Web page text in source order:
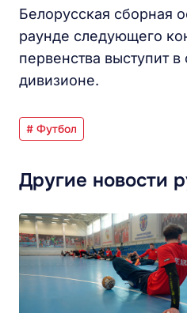
Белорусская сборная
раунде следующего
первенства выступит
дивизионе.
# Футбол
Другие новости